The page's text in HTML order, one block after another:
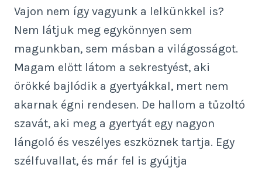
Vajon nem így vagyunk a lelkünkkel is?
Nem látjuk meg egykönnyen sem
magunkban, sem másban a világosságot.
Magam előtt látom a sekrestyést, aki
örökké bajlódik a gyertyákkal, mert nem
akarnak égni rendesen. De hallom a tűzoltó
szavát, aki meg a gyertyát egy nagyon
lángoló és veszélyes eszköznek tartja. Egy
szélfuvallat, és már fel is gyújtja